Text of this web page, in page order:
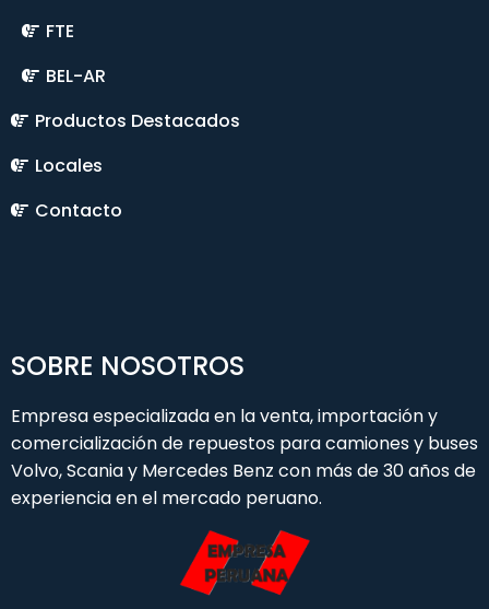
FTE
BEL-AR
Productos Destacados
Locales
Contacto
SOBRE NOSOTROS
Empresa especializada en la venta, importación y
comercialización de repuestos para camiones y buses
Volvo, Scania y Mercedes Benz con más de 30 años de
experiencia en el mercado peruano.